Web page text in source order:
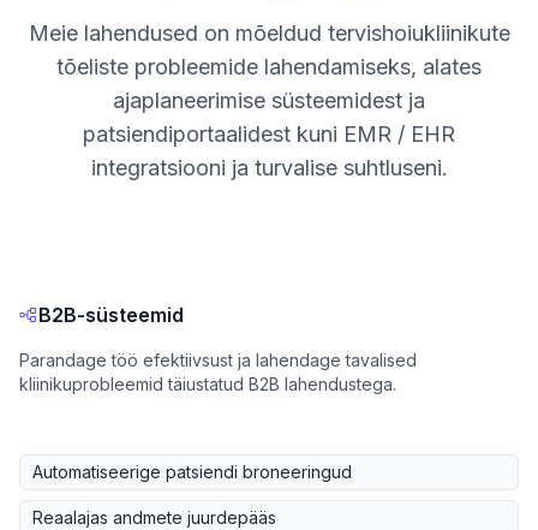
Meie lahendused on mõeldud tervishoiukliinikute
tõeliste probleemide lahendamiseks, alates
ajaplaneerimise süsteemidest ja
patsiendiportaalidest kuni EMR / EHR
integratsiooni ja turvalise suhtluseni.
B2B-süsteemid
Parandage töö efektiivsust ja lahendage tavalised
kliinikuprobleemid täiustatud B2B lahendustega.
Automatiseerige patsiendi broneeringud
Reaalajas andmete juurdepääs